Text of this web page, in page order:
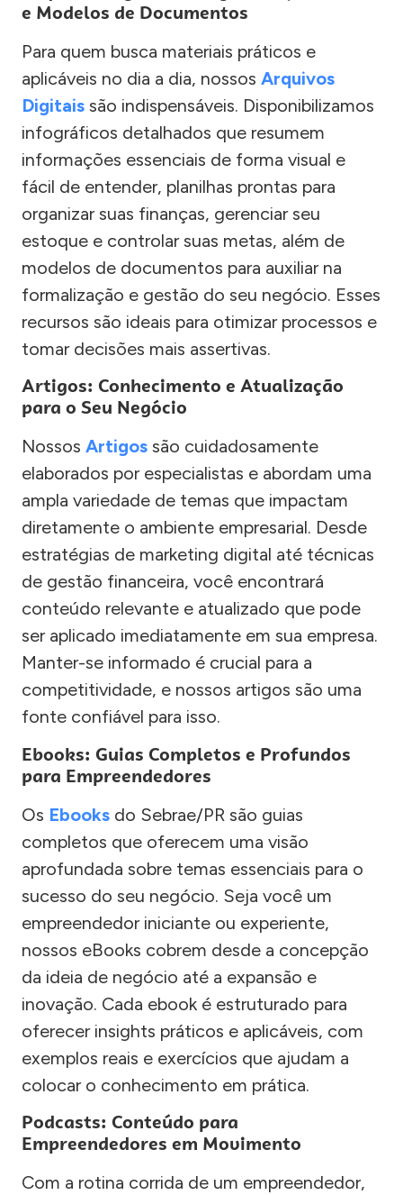
e Modelos de Documentos
Para quem busca materiais práticos e
aplicáveis no dia a dia, nossos Arquivos
Digitais são indispensáveis. Disponibilizamos
infográficos detalhados que resumem
informações essenciais de forma visual e
fácil de entender, planilhas prontas para
organizar suas finanças, gerenciar seu
estoque e controlar suas metas, além de
modelos de documentos para auxiliar na
formalização e gestão do seu negócio. Esses
recursos são ideais para otimizar processos e
tomar decisões mais assertivas.
Artigos: Conhecimento e Atualização
para o Seu Negócio
Nossos Artigos são cuidadosamente
elaborados por especialistas e abordam uma
ampla variedade de temas que impactam
diretamente o ambiente empresarial. Desde
estratégias de marketing digital até técnicas
de gestão financeira, você encontrará
conteúdo relevante e atualizado que pode
ser aplicado imediatamente em sua empresa.
Manter-se informado é crucial para a
competitividade, e nossos artigos são uma
fonte confiável para isso.
Ebooks: Guias Completos e Profundos
para Empreendedores
Os Ebooks do Sebrae/PR são guias
completos que oferecem uma visão
aprofundada sobre temas essenciais para o
sucesso do seu negócio. Seja você um
empreendedor iniciante ou experiente,
nossos eBooks cobrem desde a concepção
da ideia de negócio até a expansão e
inovação. Cada ebook é estruturado para
oferecer insights práticos e aplicáveis, com
exemplos reais e exercícios que ajudam a
colocar o conhecimento em prática.
Podcasts: Conteúdo para
Empreendedores em Movimento
Com a rotina corrida de um empreendedor,